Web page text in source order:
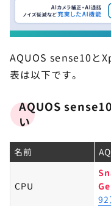
AQUOS sense10と
表は以下です。
AQUOS
い
名前
CPU
92